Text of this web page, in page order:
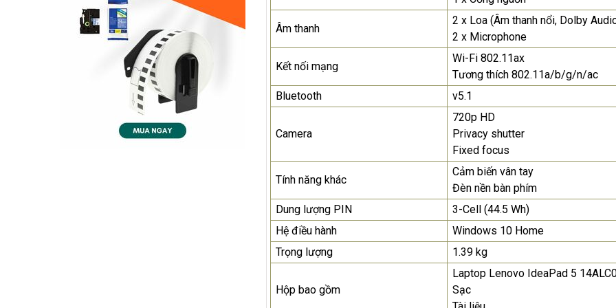
Âm thanh
2 x Loa (Âm thanh nổi, Dolby
2 x Microphone
Kết nối mạng
Wi-Fi 802.11ax
Tương thích 802.11a/b/g/n/ac
Bluetooth
v5.1
Camera
720p HD
Privacy shutter
Fixed focus
Tính năng khác
Cảm biến vân tay
Đèn nền bàn phím
Dung lượng PIN
3-Cell (44.5 Wh)
Hệ điều hành
Windows 10 Home
Trọng lượng
1.39 kg
Hộp bao gồm
Laptop Lenovo IdeaPad 5
Sạc